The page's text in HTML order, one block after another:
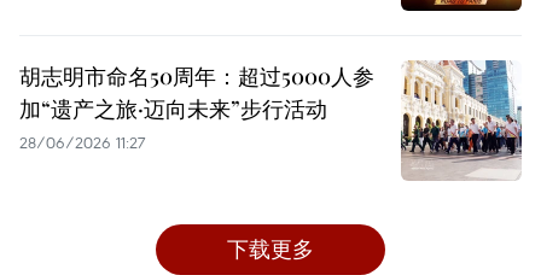
胡志明市命名50周年：超过5000人参
加“遗产之旅·迈向未来”步行活动
28/06/2026 11:27
下载更多